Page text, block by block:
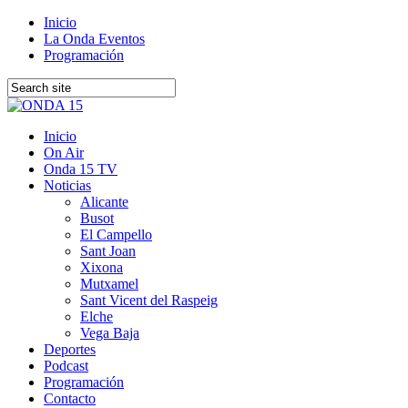
Inicio
La Onda Eventos
Programación
Inicio
On Air
Onda 15 TV
Noticias
Alicante
Busot
El Campello
Sant Joan
Xixona
Mutxamel
Sant Vicent del Raspeig
Elche
Vega Baja
Deportes
Podcast
Programación
Contacto